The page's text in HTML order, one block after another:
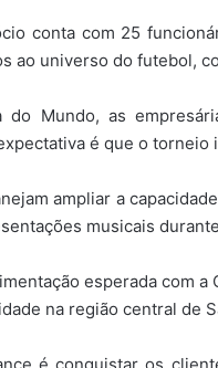
conta com 25
ao universo do futebol,
do Mundo, as
é que o torneio
ampliar a
musicais
esperada com
na região central de
é conquistar os